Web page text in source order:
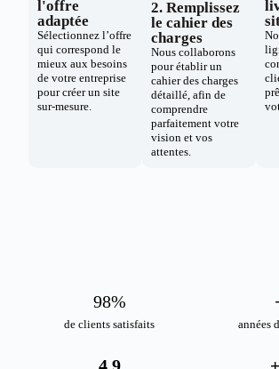
l'offre
adaptée
Sélectionnez l’offre
qui correspond le
mieux aux besoins
de votre entreprise
pour créer un site
sur-mesure.
2. Remplissez
le cahier des
charges
Nous collaborons
pour établir un
cahier des charges
détaillé, afin de
comprendre
parfaitement votre
vision et vos
attentes.
de clients satisfaits
98%
années